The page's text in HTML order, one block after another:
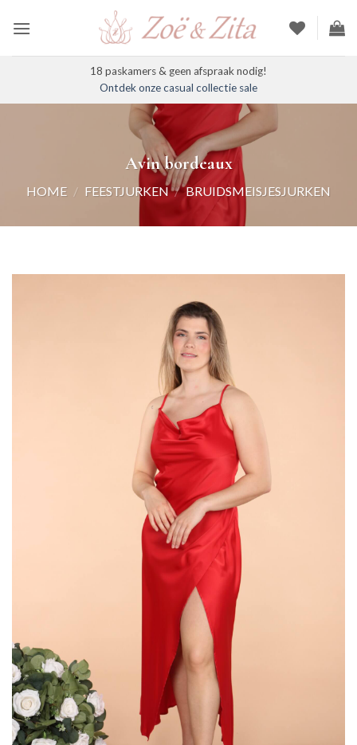
naar
18 paskamers & geen afspraak nodig!
Ontdek onze casual collectie sale
Avin bordeaux
HOME / FEESTJURKEN / BRUIDSMEISJESJURKEN